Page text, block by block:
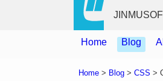
Home Blog
Home > Blog > CSS >